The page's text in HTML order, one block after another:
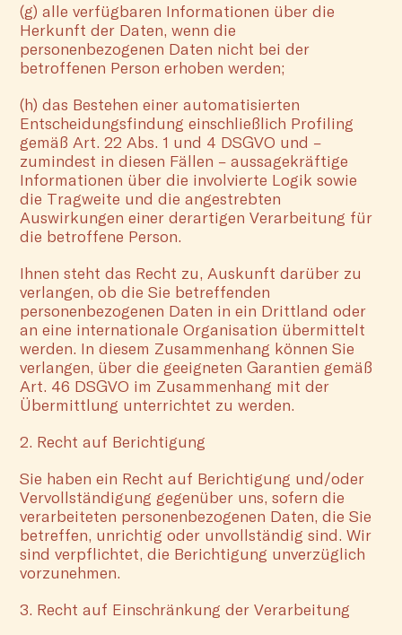
(g) alle verfügbaren Informationen über die
Herkunft der Daten, wenn die
personenbezogenen Daten nicht bei der
betroffenen Person erhoben werden;
(h) das Bestehen einer automatisierten
Entscheidungsfindung einschließlich Profiling
gemäß Art. 22 Abs. 1 und 4 DSGVO und –
zumindest in diesen Fällen – aussagekräftige
Informationen über die involvierte Logik sowie
die Tragweite und die angestrebten
Auswirkungen einer derartigen Verarbeitung für
die betroffene Person.
Ihnen steht das Recht zu, Auskunft darüber zu
verlangen, ob die Sie betreffenden
personenbezogenen Daten in ein Drittland oder
an eine internationale Organisation übermittelt
werden. In diesem Zusammenhang können Sie
verlangen, über die geeigneten Garantien gemäß
Art. 46 DSGVO im Zusammenhang mit der
Übermittlung unterrichtet zu werden.
2. Recht auf Berichtigung
Sie haben ein Recht auf Berichtigung und/oder
Vervollständigung gegenüber uns, sofern die
verarbeiteten personenbezogenen Daten, die Sie
betreffen, unrichtig oder unvollständig sind. Wir
sind verpflichtet, die Berichtigung unverzüglich
vorzunehmen.
3. Recht auf Einschränkung der Verarbeitung